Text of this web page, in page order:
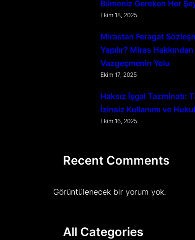
Bilmeniz Gereken Her
Ekim 18, 2025
Mirastan Feragat
Yapılır? Miras
Vazgeçmenin Yolu
Ekim 17, 2025
Haksız İşgal Tazminatı:
İzinsiz Kullanımı ve
Ekim 16, 2025
Recent Comments
Görüntülenecek bir yorum yok.
All Categories